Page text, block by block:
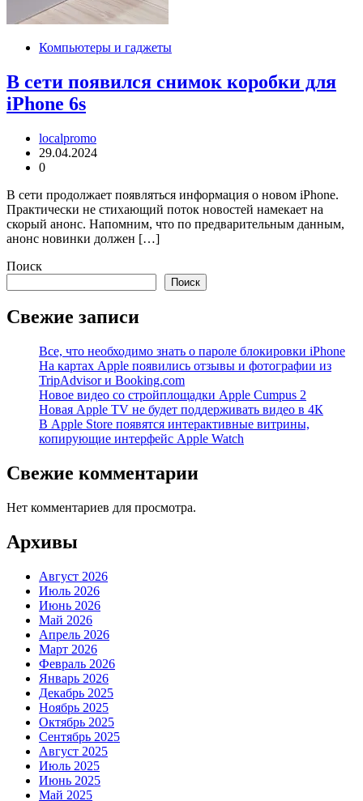
Компьютеры и гаджеты
В сети появился снимок коробки для
iPhone 6s
localpromo
29.04.2024
0
В сети продолжает появляться информация о новом iPhone.
Практически не стихающий поток новостей намекает на
скорый анонс. Напомним, что по предварительным данным,
анонс новинки должен […]
Поиск
Поиск
Свежие записи
Все, что необходимо знать о пароле блокировки iPhone
На картах Apple появились отзывы и фотографии из
TripAdvisor и Booking.com
Новое видео со стройплощадки Apple Cumpus 2
Новая Apple TV не будет поддерживать видео в 4К
В Apple Store появятся интерактивные витрины,
копирующие интерфейс Apple Watch
Свежие комментарии
Нет комментариев для просмотра.
Архивы
Август 2026
Июль 2026
Июнь 2026
Май 2026
Апрель 2026
Март 2026
Февраль 2026
Январь 2026
Декабрь 2025
Ноябрь 2025
Октябрь 2025
Сентябрь 2025
Август 2025
Июль 2025
Июнь 2025
Май 2025